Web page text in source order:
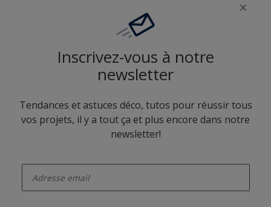
Camaïeux
G0.10.50
Inscrivez-vous à notre
newsletter
Tendances et astuces déco, tutos pour réussir tous
vos projets, il y a tout ça et plus encore dans notre
newsletter!